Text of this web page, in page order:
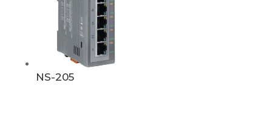
NS-205